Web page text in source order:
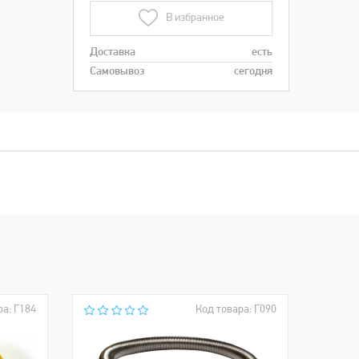
В избранное
Доставка
есть
Самовывоз
сегодня
Г184 Код товара: Г090